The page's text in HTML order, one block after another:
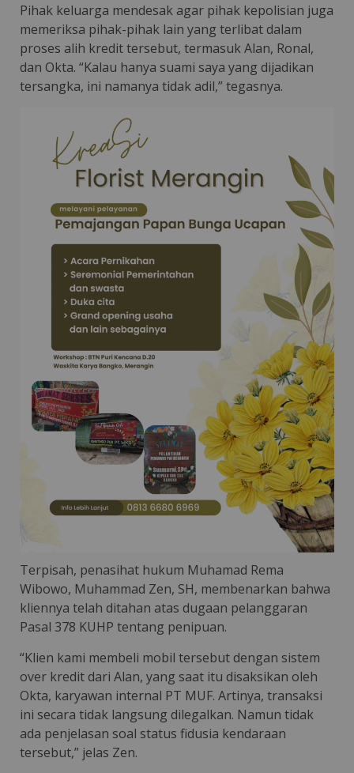
Pihak keluarga mendesak agar pihak kepolisian juga
memeriksa pihak-pihak lain yang terlibat dalam
proses alih kredit tersebut, termasuk Alan, Ronal,
dan Okta. “Kalau hanya suami saya yang dijadikan
tersangka, ini namanya tidak adil,” tegasnya.
Terpisah, penasihat hukum Muhamad Rema
Wibowo, Muhammad Zen, SH, membenarkan bahwa
kliennya telah ditahan atas dugaan pelanggaran
Pasal 378 KUHP tentang penipuan.
“Klien kami membeli mobil tersebut dengan sistem
over kredit dari Alan, yang saat itu disaksikan oleh
Okta, karyawan internal PT MUF. Artinya, transaksi
ini secara tidak langsung dilegalkan. Namun tidak
ada penjelasan soal status fidusia kendaraan
tersebut,” jelas Zen.